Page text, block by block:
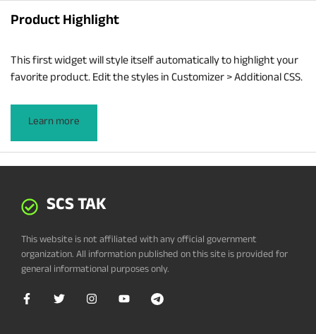
Product Highlight
This first widget will style itself automatically to highlight your
favorite product. Edit the styles in Customizer > Additional CSS.
Learn more
SCS TAK
This website is not affiliated with any official government
organization. All information published on this site is provided for
general informational purposes only.